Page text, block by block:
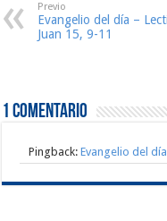
Previo
Evangelio del día –
Juan 15, 9-11
1 comentario
Pingback:Evangelio del